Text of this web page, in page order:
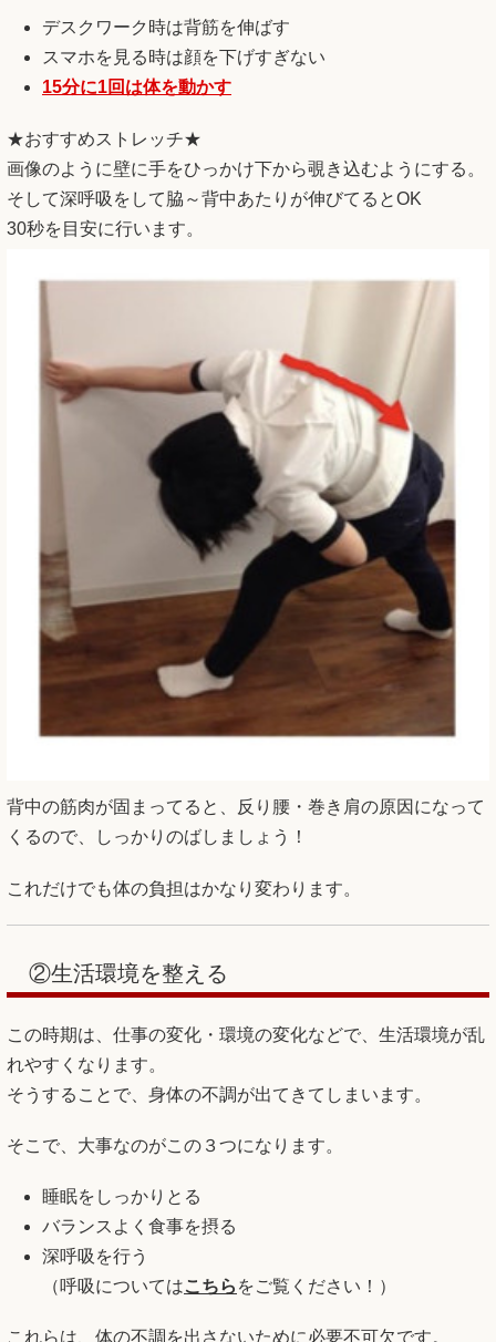
デスクワーク時は背筋を伸ばす
スマホを見る時は顔を下げすぎない
15分に1回は体を動かす
★おすすめストレッチ★
画像のように壁に手をひっかけ下から覗き込むようにする。
そして深呼吸をして脇～背中あたりが伸びてるとOK
30秒を目安に行います。
背中の筋肉が固まってると、反り腰・巻き肩の原因になって
くるので、しっかりのばしましょう！
これだけでも体の負担はかなり変わります。
②生活環境を整える
この時期は、仕事の変化・環境の変化などで、生活環境が乱
れやすくなります。
そうすることで、身体の不調が出てきてしまいます。
そこで、大事なのがこの３つになります。
睡眠をしっかりとる
バランスよく食事を摂る
深呼吸を行う
（呼吸についてはこちら をご覧ください！）
これらは、体の不調を出さないために必要不可欠です。